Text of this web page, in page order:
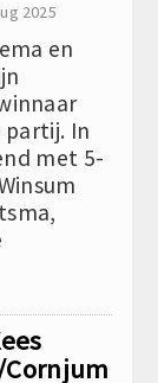
2025
en
partij. In
met 5-